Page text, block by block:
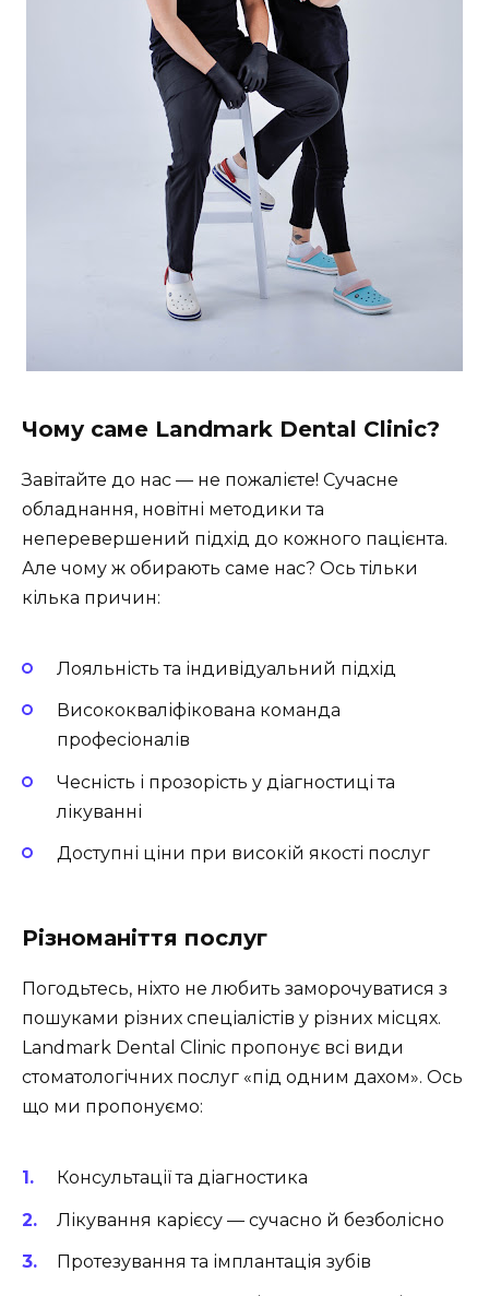
Чому саме Landmark Dental Clinic?
Завітайте до нас — не пожалієте! Сучасне
обладнання, новітні методики та
неперевершений підхід до кожного пацієнта.
Але чому ж обирають саме нас? Ось тільки
кілька причин:
Лояльність та індивідуальний підхід
Висококваліфікована команда
професіоналів
Чесність і прозорість у діагностиці та
лікуванні
Доступні ціни при високій якості послуг
Різноманіття послуг
Погодьтесь, ніхто не любить заморочуватися з
пошуками різних спеціалістів у різних місцях.
Landmark Dental Clinic пропонує всі види
стоматологічних послуг «під одним дахом». Ось
що ми пропонуємо:
Консультації та діагностика
Лікування карієсу — сучасно й безболісно
Протезування та імплантація зубів